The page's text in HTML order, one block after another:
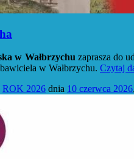
w Wałbrzychu zaprasza do
w Wałbrzychu. Czytaj
ROK 2026 dnia 10 czerwca 2026,